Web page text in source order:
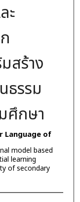
ะ
สร้าง
ธรรม
ศึกษา
Language of
model based
learning
of secondary